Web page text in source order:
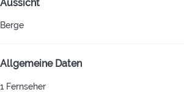
Aussicht
Berge
Allgemeine Daten
1 Fernseher